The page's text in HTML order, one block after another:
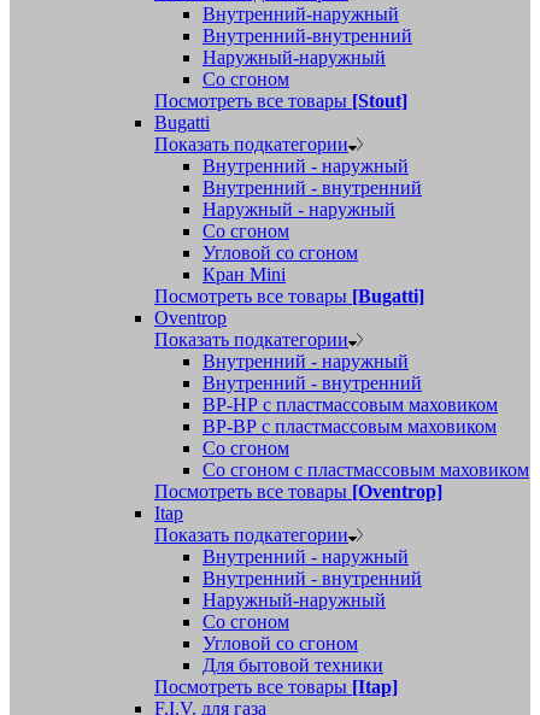
Внутренний-наружный
Внутренний-внутренний
Наружный-наружный
Со сгоном
Посмотреть все товары [Stout]
Bugatti
Показать подкатегории
Внутренний - наружный
Внутренний - внутренний
Наружный - наружный
Со сгоном
Угловой со сгоном
Кран Mini
Посмотреть все товары [Bugatti]
Oventrop
Показать подкатегории
Внутренний - наружный
Внутренний - внутренний
ВР-НР с пластмассовым маховиком
ВР-ВР с пластмассовым маховиком
Со сгоном
Со сгоном с пластмассовым маховиком
Посмотреть все товары [Oventrop]
Itap
Показать подкатегории
Внутренний - наружный
Внутренний - внутренний
Наружный-наружный
Со сгоном
Угловой со сгоном
Для бытовой техники
Посмотреть все товары [Itap]
F.I.V. для газа